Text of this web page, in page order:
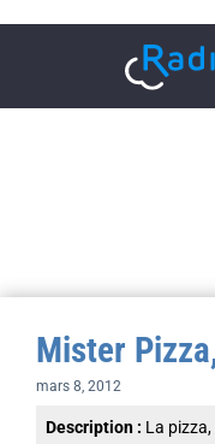
Mister
mars 8, 2012
Description : La